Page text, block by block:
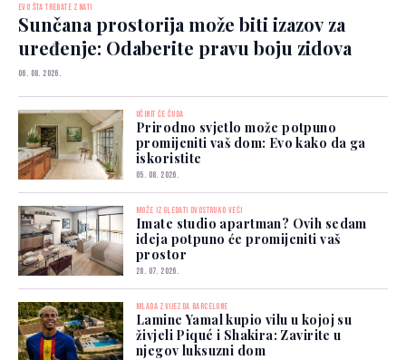
EVO ŠTA TREBATE ZNATI
Sunčana prostorija može biti izazov za
uređenje: Odaberite pravu boju zidova
06. 08. 2026.
UČINIT ĆE ČUDA
Prirodno svjetlo može potpuno
promijeniti vaš dom: Evo kako da ga
iskoristite
05. 08. 2026.
MOŽE IZGLEDATI DVOSTRUKO VEĆI
Imate studio apartman? Ovih sedam
ideja potpuno će promijeniti vaš
prostor
28. 07. 2026.
MLADA ZVIJEZDA BARCELONE
Lamine Yamal kupio vilu u kojoj su
živjeli Piqué i Shakira: Zavirite u
njegov luksuzni dom